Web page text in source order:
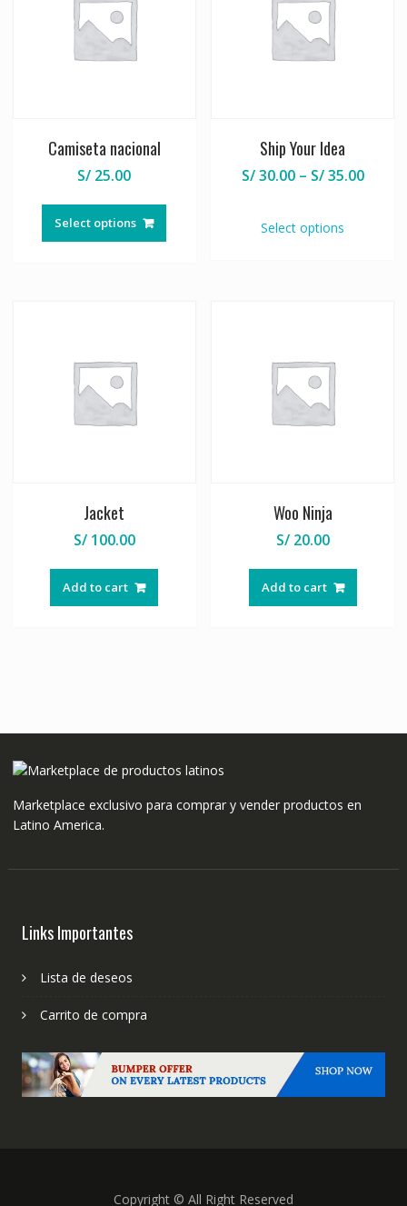
Camiseta nacional
S/ 25.00
Select options
Ship Your Idea
S/30.00– S/35.00
Select options
Jacket
S/100.00
Add to cart
Woo Ninja
S/20.00
Add to cart
Marketplace exclusivo para comprar y vender productos en
Latino America.
Links Importantes
Lista de deseos
Carrito de compra
Copyright © All Right Reserved